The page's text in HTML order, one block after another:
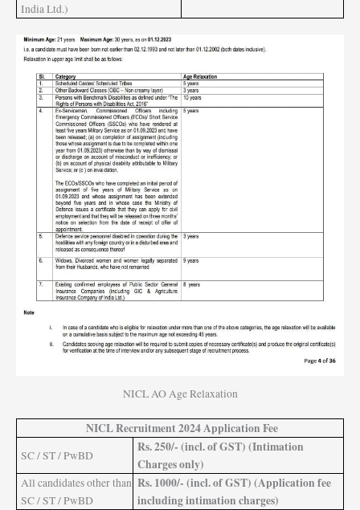
India Ltd.)
NICL AO Age Relaxation
NICL Recruitment 2024 Application Fee
SC / ST / PwBD
Rs. 250/- (incl. of GST) (Intimation
Charges only)
All candidates other than
SC / ST / PwBD
Rs. 1000/- (incl. of GST) (Application fee
including intimation charges)